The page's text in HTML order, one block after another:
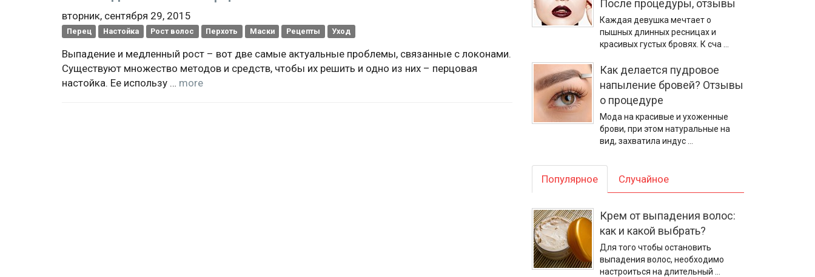
вторник, сентября 29, 2015
Перец Настойка Рост волос Перхоть Маски Рецепты Уход
Выпадение и медленный рост – вот две самые актуальные проблемы, связанные с локонами.
Существуют множество методов и средств, чтобы их решить и одно из них – перцовая
настойка. Ее использу … more
После процедуры, отзывы
Каждая девушка мечтает о
пышных длинных ресницах и
красивых густых бровях. К сча …
Как делается пудровое
напыление бровей? Отзывы
о процедуре
Мода на красивые и ухоженные
брови, при этом натуральные на
вид, захватила индус …
Популярное Случайное
Крем от выпадения волос:
как и какой выбрать?
Для того чтобы остановить
выпадения волос, необходимо
настроиться на длительный …